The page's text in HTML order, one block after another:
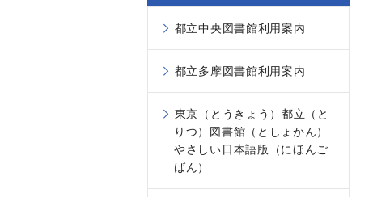
都立中央図書館利用案内
都立多摩図書館利用案内
東京（とうきょう）都立（と
りつ）図書館（としょかん）
やさしい日本語版（にほんご
ばん）